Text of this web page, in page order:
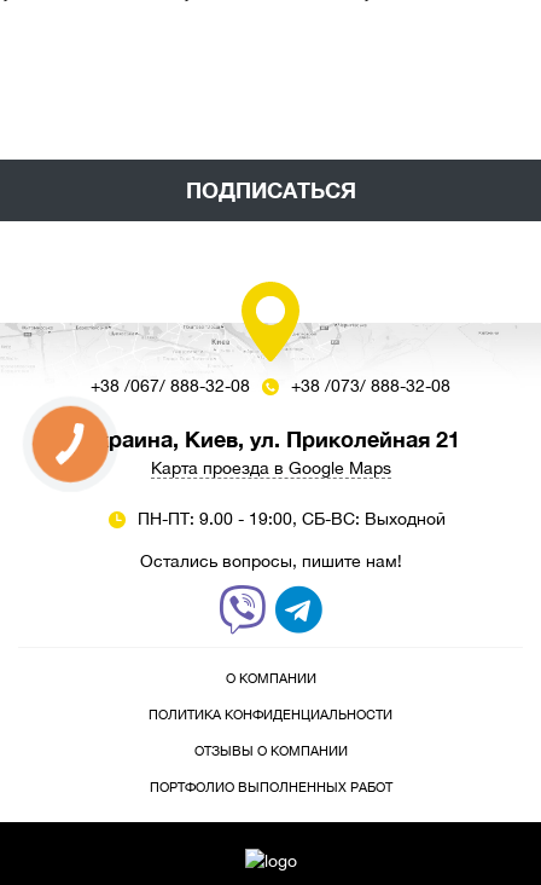
ПОДПИСАТЬСЯ
+38 /067/ 888-32-08 +38 /073/ 888-32-08
Украина, Киев, ул. Приколейная 21
Карта проезда в Google Maps
ПН-ПТ: 9.00 - 19:00, СБ-ВС: Выходной
Остались вопросы, пишите нам!
О КОМПАНИИ
ПОЛИТИКА КОНФИДЕНЦИАЛЬНОСТИ
ОТЗЫВЫ О КОМПАНИИ
ПОРТФОЛИО ВЫПОЛНЕННЫХ РАБОТ